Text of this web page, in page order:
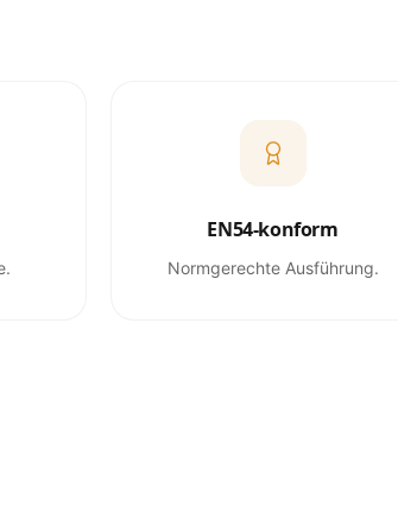
EN54-konform
Normgerechte Ausführung.